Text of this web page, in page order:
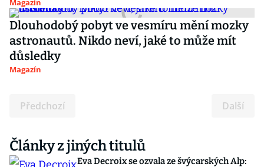
Magazín
Dlouhodobý pobyt ve vesmíru mění mozky
astronautů. Nikdo neví, jaké to může mít
důsledky
Magazín
Předchozí Další
Články z jiných titulů
Eva Decroix se ozvala ze švýcarských Alp: